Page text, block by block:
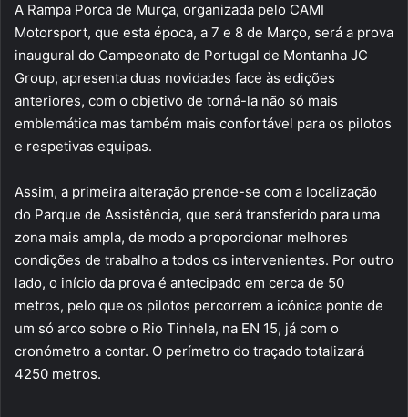
A Rampa Porca de Murça, organizada pelo CAMI
Motorsport, que esta época, a 7 e 8 de Março, será a prova
inaugural do Campeonato de Portugal de Montanha JC
Group, apresenta duas novidades face às edições
anteriores, com o objetivo de torná-la não só mais
emblemática mas também mais confortável para os pilotos
e respetivas equipas.
Assim, a primeira alteração prende-se com a localização
do Parque de Assistência, que será transferido para uma
zona mais ampla, de modo a proporcionar melhores
condições de trabalho a todos os intervenientes. Por outro
lado, o início da prova é antecipado em cerca de 50
metros, pelo que os pilotos percorrem a icónica ponte de
um só arco sobre o Rio Tinhela, na EN 15, já com o
cronómetro a contar. O perímetro do traçado totalizará
4250 metros.